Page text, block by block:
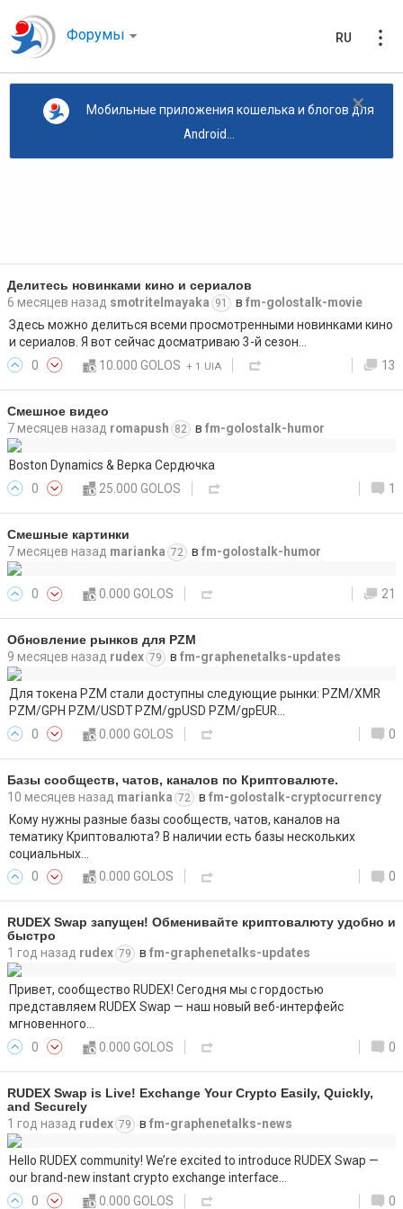
Форумы RU
×
Мобильные приложения кошелька и блогов для
Android...
Делитесь новинками кино и сериалов
6 месяцев назад smotritelmayaka 91 в fm-golostalk-movie
Здесь можно делиться всеми просмотренными новинками кино
и сериалов. Я вот сейчас досматриваю 3-й сезон…
0
10.000 GOLOS +1 UIA 13
Смешное видео
7 месяцев назад romapush 82 в fm-golostalk-humor
Boston Dynamics & Верка Сердючка
0
25.000 GOLOS 1
Смешные картинки
7 месяцев назад marianka 72 в fm-golostalk-humor
0 0.000 GOLOS 21
Обновление рынков для PZM
9 месяцев назад rudex 79 в fm-graphenetalks-updates
Для токена PZM стали доступны следующие рынки: PZM/XMR
PZM/GPH PZM/USDT PZM/gpUSD PZM/gpEUR…
0
0.000 GOLOS 0
Базы сообществ, чатов, каналов по Криптовалюте.
10 месяцев назад marianka 72 в fm-golostalk-cryptocurrency
Кому нужны разные базы сообществ, чатов, каналов на
тематику Криптовалюта? В наличии есть базы нескольких
социальных…
0
0.000 GOLOS 0
RUDEX Swap запущен! Обменивайте криптовалюту удобно и
быстро
1 год назад rudex 79 в fm-graphenetalks-updates
Привет, сообщество RUDEX! Сегодня мы с гордостью
представляем RUDEX Swap — наш новый веб-интерфейс
мгновенного…
0
0.000 GOLOS 0
RUDEX Swap is Live! Exchange Your Crypto Easily, Quickly,
and Securely
1 год назад rudex 79 в fm-graphenetalks-news
Hello RUDEX community! We’re excited to introduce RUDEX Swap —
our brand-new instant crypto exchange interface…
0
0.000 GOLOS 0